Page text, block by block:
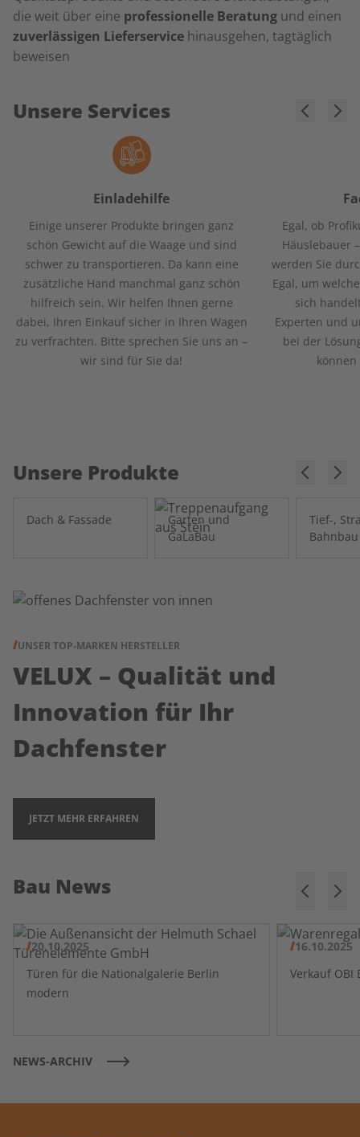
die weit über eine professionelle Beratung und einen
zuverlässigen Lieferservice hinausgehen, tagtäglich
beweisen
Unsere Services
Einladehilfe
Einige unserer Produkte bringen ganz
schön Gewicht auf die Waage und sind
schwer zu transportieren. Da kann eine
zusätzliche Hand manchmal ganz schön
hilfreich sein. Wir helfen Ihnen gerne
dabei, Ihren Einkauf sicher in Ihren Wagen
zu verfrachten. Bitte sprechen Sie uns an –
wir sind für Sie da!
Egal, ob
Häuslebauer
werden Sie
Egal, um
sich
Experten und
bei der
können
Unsere Produkte
Dach & Fassade
Garten und
GaLaBau
Tief-,
Bahnbau
UNSER TOP-MARKEN HERSTELLER
VELUX – Qualität und
Innovation für Ihr
Dachfenster
JETZT MEHR ERFAHREN
Bau News
20.10.2025
Türen für die Nationalgalerie Berlin
modern
16.10.2025
NEWS-ARCHIV